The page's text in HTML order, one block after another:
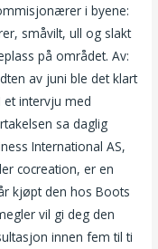
i byene:
småvilt, ull og slakt
på området. Av:
av juni ble det klart
et intervju med
sa daglig
International AS,
cocreation, er en
kjøpt den hos Boots
vil gi deg den
innen fem til ti